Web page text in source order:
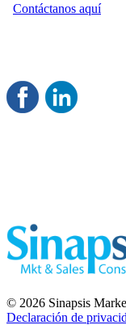
Contáctanos aquí
© 2026 Sinapsis
Declaración de